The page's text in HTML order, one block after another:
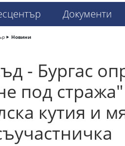
Документи
Новини
- Бургас
под
кутия и